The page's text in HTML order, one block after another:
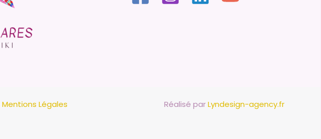
Mentions Légales Réalisé parLyndesign-agency.fr